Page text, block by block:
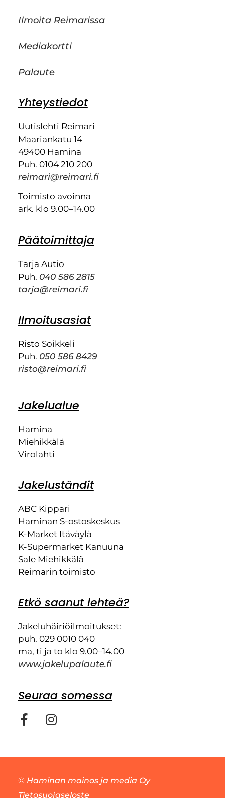
Ilmoita Reimarissa
Mediakortti
Palaute
Yhteystiedot
Uutislehti Reimari
Maariankatu 14
49400 Hamina
Puh. 0104 210 200
reimari@reimari.fi
Toimisto avoinna
ark. klo 9.00–14.00
Päätoimittaja
Tarja Autio
Puh. 040 586 2815
tarja@reimari.fi
Ilmoitusasiat
Risto Soikkeli
Puh. 050 586 8429
risto@reimari.fi
Jakelualue
Hamina
Miehikkälä
Virolahti
Jakeluständit
ABC Kippari
Haminan S-ostoskeskus
K-Market Itäväylä
K-Supermarket Kanuuna
Sale Miehikkälä
Reimarin toimisto
Etkö saanut lehteä?
Jakeluhäiriöilmoitukset:
puh. 029 0010 040
ma, ti ja to klo 9.00–14.00
www.jakelupalaute.fi
Seuraa somessa
© Haminan mainos ja media Oy
Tietosuojaseloste